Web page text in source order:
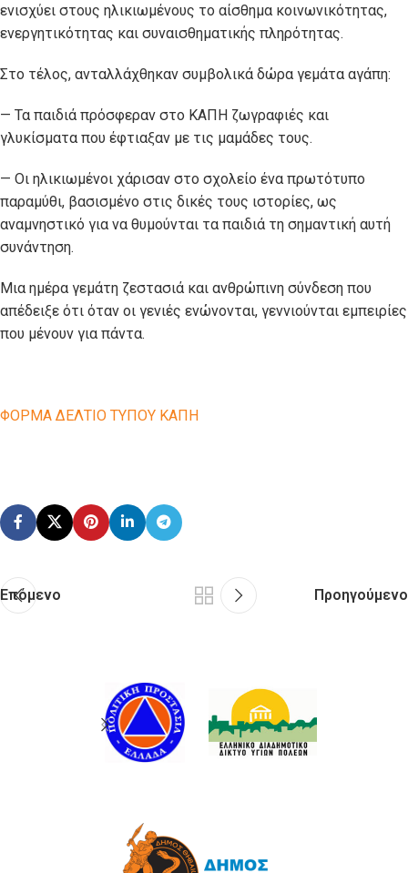
ενισχύει στους ηλικιωμένους το αίσθημα κοινωνικότητας,
ενεργητικότητας και συναισθηματικής πληρότητας.
Στο τέλος, ανταλλάχθηκαν συμβολικά δώρα γεμάτα αγάπη:
— Τα παιδιά πρόσφεραν στο ΚΑΠΗ ζωγραφιές και
γλυκίσματα που έφτιαξαν με τις μαμάδες τους.
— Οι ηλικιωμένοι χάρισαν στο σχολείο ένα πρωτότυπο
παραμύθι, βασισμένο στις δικές τους ιστορίες, ως
αναμνηστικό για να θυμούνται τα παιδιά τη σημαντική αυτή
συνάντηση.
Μια ημέρα γεμάτη ζεστασιά και ανθρώπινη σύνδεση που
απέδειξε ότι όταν οι γενιές ενώνονται, γεννιούνται εμπειρίες
που μένουν για πάντα.
ΦΟΡΜΑ ΔΕΛΤΙΟ ΤΥΠΟΥ ΚΑΠΗ
Επόμενο Προηγούμενο